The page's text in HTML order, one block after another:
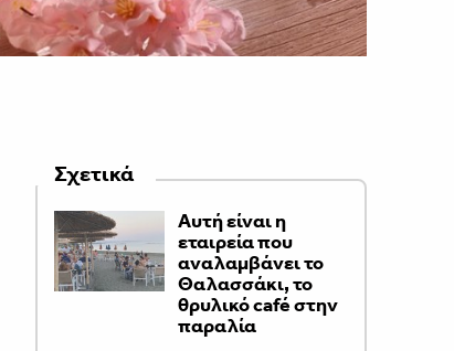
Σχετικά
Αυτή είναι η
εταιρεία που
αναλαμβάνει το
Θαλασσάκι, το
θρυλικό café στην
παραλία